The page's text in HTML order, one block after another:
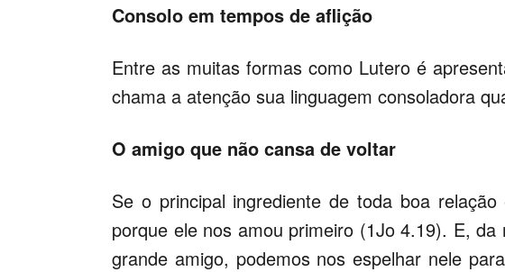
Consolo em tempos de aflição
Entre as muitas formas como Lutero é
chama a atenção sua linguagem consoladora
O amigo que não cansa de voltar
Se o principal ingrediente de toda boa
porque ele nos amou primeiro (1Jo 4.19). E,
grande amigo, podemos nos espelhar nele